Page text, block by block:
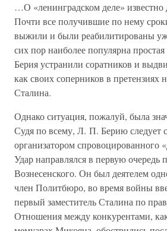
…О «ленинградском деле» известно
Почти все получившие по нему
выжили и были реабилитированы
сих пор наиболее популярна
Берия устранили соратников и
как своих соперников в претензиях
Сталина.
Однако ситуация, пожалуй, была
Судя по всему, Л. П. Берию следует
организатором спровоцированного
Удар направлялся в первую
Вознесенского. Он был деятелем
член Политбюро, во время войны
первый заместитель Сталина по
Отношения между конкурентами,